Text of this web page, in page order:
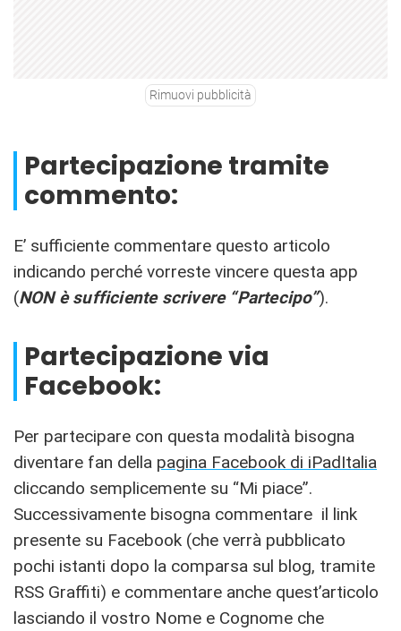
Rimuovi pubblicità
Partecipazione tramite
commento:
E’ sufficiente commentare questo articolo
indicando perché vorreste vincere questa app
(NON è sufficiente scrivere “Partecipo”).
Partecipazione via
Facebook:
Per partecipare con questa modalità bisogna
diventare fan della pagina Facebook di iPadItalia
cliccando semplicemente su “Mi piace”.
Successivamente bisogna commentare il link
presente su Facebook (che verrà pubblicato
pochi istanti dopo la comparsa sul blog, tramite
RSS Graffiti) e commentare anche quest’articolo
lasciando il vostro Nome e Cognome che